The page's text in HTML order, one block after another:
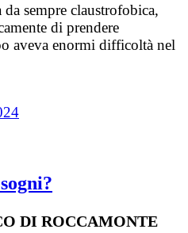
sempre claustrofobica,
di prendere
aveva enormi difficoltà nel
DI ROCCAMONTE